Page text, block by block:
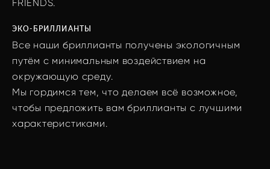
FRIENDS.
ЭКО-БРИЛЛИАНТЫ
Все наши бриллианты получены экологичным
путём с минимальным воздействием на
окружающую среду.
Мы гордимся тем, что делаем всё возможное,
чтобы предложить вам бриллианты с лучшими
характеристиками.